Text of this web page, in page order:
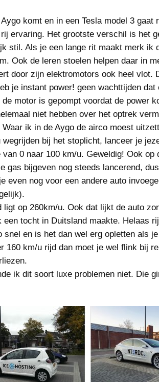
komt en in een Tesla model 3 gaat
ervaring. Het grootste verschil is het
stil. Als je een lange rit maakt merk ik
Ook de leren stoelen helpen daar in
door zijn elektromotors ook heel vlot.
je instant power! geen wachttijden dat
de motor is gepompt voordat de power
niet hebben over het optrek
Waar ik in de Aygo de airco moest
wegrijden bij het stoplicht, lanceer je
van 0 naar 100 km/u. Geweldig! Ook op
gas bijgeven nog steeds lancerend,
even nog voor een andere auto
ligt op 260km/u. Ook dat lijkt de auto
een tocht in Duitsland maakte. Helaas
snel en is het dan wel erg opletten als
160 km/u rijd dan moet je wel flink bij
ik dit soort luxe problemen niet. Die